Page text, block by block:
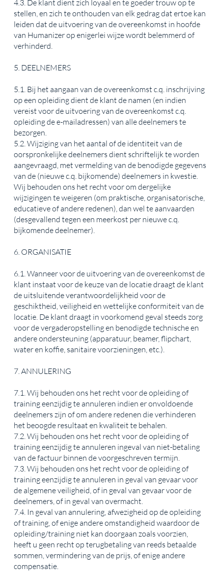
4.3. De klant dient zich loyaal en te goeder trouw op te
stellen, en zich te onthouden van elk gedrag dat ertoe kan
leiden dat de uitvoering van de overeenkomst in hoofde
van Humanizer op enigerlei wijze wordt belemmerd of
verhinderd.
5. DEELNEMERS
5.1. Bij het aangaan van de overeenkomst c.q. inschrijving
op een opleiding dient de klant de namen (en indien
vereist voor de uitvoering van de overeenkomst c.q.
opleiding de e-mailadressen) van alle deelnemers te
bezorgen.
5.2. Wijziging van het aantal of de identiteit van de
oorspronkelijke deelnemers dient schriftelijk te worden
aangevraagd, met vermelding van de benodigde gegevens
van de (nieuwe c.q. bijkomende) deelnemers in kwestie.
Wij behouden ons het recht voor om dergelijke
wijzigingen te weigeren (om praktische, organisatorische,
educatieve of andere redenen), dan wel te aanvaarden
(desgevallend tegen een meerkost per nieuwe c.q.
bijkomende deelnemer).
6. ORGANISATIE
6.1. Wanneer voor de uitvoering van de overeenkomst de
klant instaat voor de keuze van de locatie draagt de klant
de uitsluitende verantwoordelijkheid voor de
geschiktheid, veiligheid en wettelijke conformiteit van de
locatie. De klant draagt in voorkomend geval steeds zorg
voor de vergaderopstelling en benodigde technische en
andere ondersteuning (apparatuur, beamer, flipchart,
water en koffie, sanitaire voorzieningen, etc.).
7. ANNULERING
7.1. Wij behouden ons het recht voor de opleiding of
training eenzijdig te annuleren indien er onvoldoende
deelnemers zijn of om andere redenen die verhinderen
het beoogde resultaat en kwaliteit te behalen.
7.2. Wij behouden ons het recht voor de opleiding of
training eenzijdig te annuleren ingeval van niet-betaling
van de factuur binnen de voorgeschreven termijn.
7.3. Wij behouden ons het recht voor de opleiding of
training eenzijdig te annuleren in geval van gevaar voor
de algemene veiligheid, of in geval van gevaar voor de
deelnemers, of in geval van overmacht.
7.4. In geval van annulering, afwezigheid op de opleiding
of training, of enige andere omstandigheid waardoor de
opleiding/training niet kan doorgaan zoals voorzien,
heeft u geen recht op terugbetaling van reeds betaalde
sommen, vermindering van de prijs, of enige andere
compensatie.